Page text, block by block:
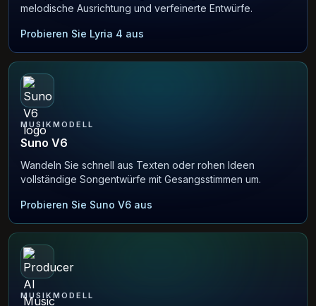
melodische Ausrichtung und verfeinerte Entwürfe.
Probieren Sie Lyria 4 aus
MUSIKMODELL
Suno V6
Wandeln Sie schnell aus Texten oder rohen Ideen
vollständige Songentwürfe mit Gesangsstimmen um.
Probieren Sie Suno V6 aus
MUSIKMODELL